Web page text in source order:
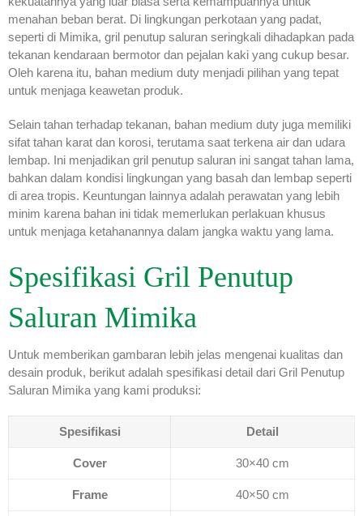
menahan beban berat. Di lingkungan perkotaan yang padat,
seperti di Mimika, gril penutup saluran seringkali dihadapkan pada
tekanan kendaraan bermotor dan pejalan kaki yang cukup besar.
Oleh karena itu, bahan medium duty menjadi pilihan yang tepat
untuk menjaga keawetan produk.
Selain tahan terhadap tekanan, bahan medium duty juga memiliki
sifat tahan karat dan korosi, terutama saat terkena air dan udara
lembap. Ini menjadikan gril penutup saluran ini sangat tahan lama,
bahkan dalam kondisi lingkungan yang basah dan lembap seperti
di area tropis. Keuntungan lainnya adalah perawatan yang lebih
minim karena bahan ini tidak memerlukan perlakuan khusus
untuk menjaga ketahanannya dalam jangka waktu yang lama.
Spesifikasi Gril Penutup
Saluran Mimika
Untuk memberikan gambaran lebih jelas mengenai kualitas dan
desain produk, berikut adalah spesifikasi detail dari Gril Penutup
Saluran Mimika yang kami produksi:
Spesifikasi Detail
Cover 30×40 cm
Frame 40×50 cm